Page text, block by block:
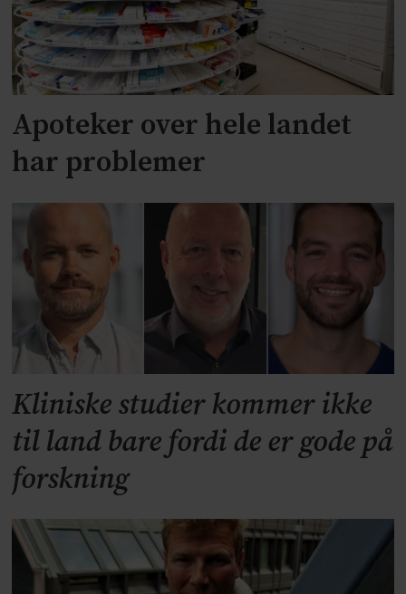
Apoteker over hele landet
har problemer
Kliniske studier kommer ikke
til land bare fordi de er gode på
forskning